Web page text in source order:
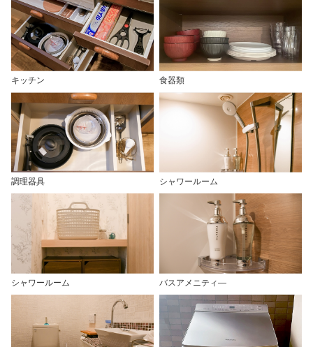
キッチン 食器類
調理器具 シャワールーム
シャワールーム バスアメニティ―